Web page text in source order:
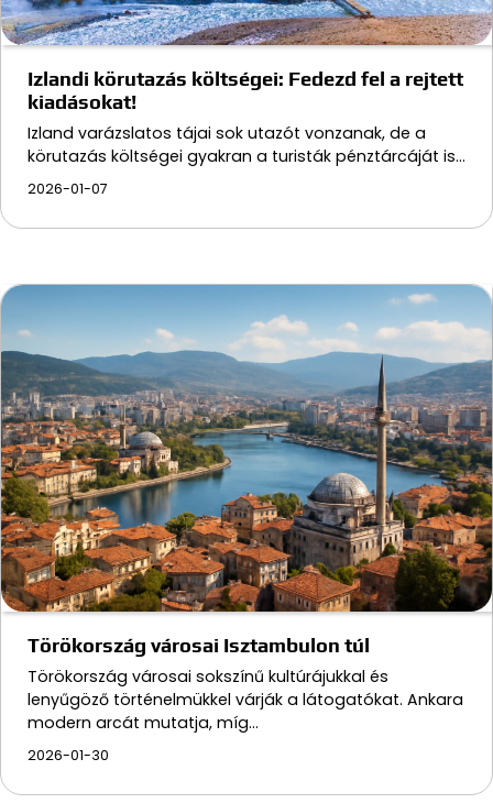
Izlandi körutazás költségei: Fedezd fel a rejtett
kiadásokat!
Izland varázslatos tájai sok utazót vonzanak, de a
körutazás költségei gyakran a turisták pénztárcáját is…
2026-01-07
Törökország városai Isztambulon túl
Törökország városai sokszínű kultúrájukkal és
lenyűgöző történelmükkel várják a látogatókat. Ankara
modern arcát mutatja, míg…
2026-01-30